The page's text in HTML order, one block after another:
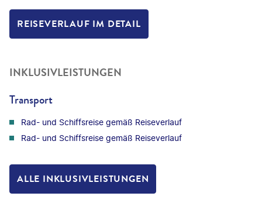
REISEVERLAUF IM DETAIL
INKLUSIVLEISTUNGEN
Transport
Rad- und Schiffsreise gemäß Reiseverlauf
Rad- und Schiffsreise gemäß Reiseverlauf
ALLE INKLUSIVLEISTUNGEN